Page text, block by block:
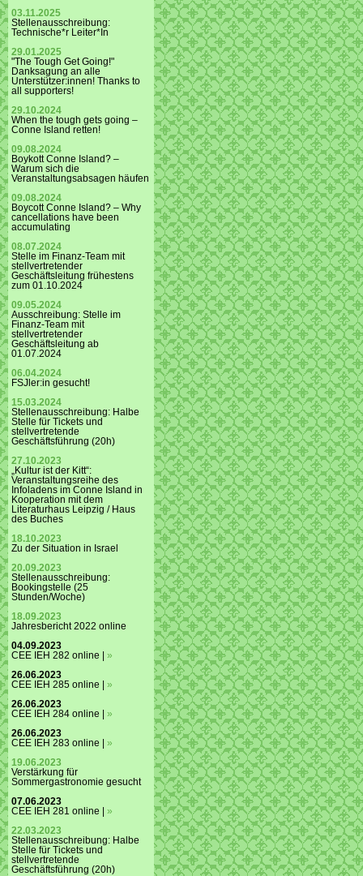
03.11.2025
Stellenausschreibung:
Technische*r Leiter*In
29.01.2025
"The Tough Get Going!"
Danksagung an alle
Unterstützer:innen! Thanks to
all supporters!
29.10.2024
When the tough gets going –
Conne Island retten!
09.08.2024
Boykott Conne Island? –
Warum sich die
Veranstaltungsabsagen häufen
09.08.2024
Boycott Conne Island? – Why
cancellations have been
accumulating
08.07.2024
Stelle im Finanz-Team mit
stellvertretender
Geschäftsleitung frühestens
zum 01.10.2024
09.05.2024
Ausschreibung: Stelle im
Finanz-Team mit
stellvertretender
Geschäftsleitung ab
01.07.2024
06.04.2024
FSJler:in gesucht!
15.03.2024
Stellenausschreibung: Halbe
Stelle für Tickets und
stellvertretende
Geschäftsführung (20h)
27.10.2023
„Kultur ist der Kitt“:
Veranstaltungsreihe des
Infoladens im Conne Island in
Kooperation mit dem
Literaturhaus Leipzig / Haus
des Buches
18.10.2023
Zu der Situation in Israel
20.09.2023
Stellenausschreibung:
Bookingstelle (25
Stunden/Woche)
18.09.2023
Jahresbericht 2022 online
04.09.2023
CEE IEH 282 online | »
26.06.2023
CEE IEH 285 online | »
26.06.2023
CEE IEH 284 online | »
26.06.2023
CEE IEH 283 online | »
19.06.2023
Verstärkung für
Sommergastronomie gesucht
07.06.2023
CEE IEH 281 online | »
22.03.2023
Stellenausschreibung: Halbe
Stelle für Tickets und
stellvertretende
Geschäftsführung (20h)